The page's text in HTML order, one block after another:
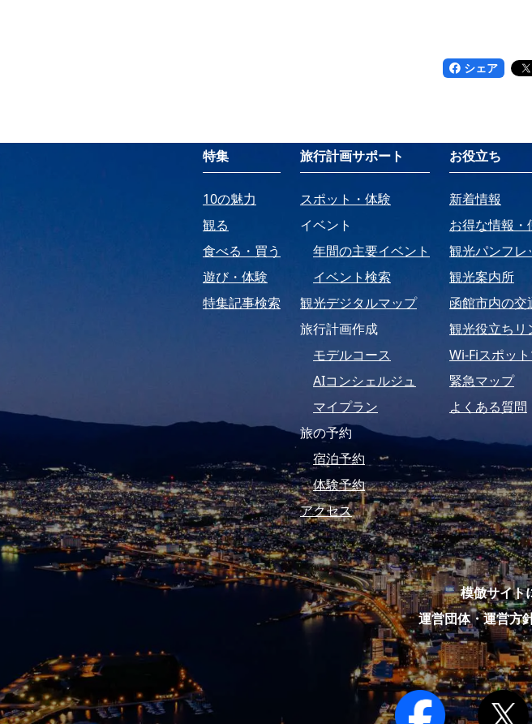
シェア
特集
10の魅力
観る
食べる・買う
遊び・体験
特集記事検索
旅行計画サポート
スポット・体験
イベント
年間の主要イベント
イベント検索
観光デジタルマップ
旅行計画作成
モデルコース
AIコンシェルジュ
マイプラン
旅の予約
宿泊予約
体験予約
アクセス
お役立ち
新着情報
お得な情報・
観光パンフレ
観光案内所
函館市内の交
観光役立ちリ
Wi-Fiスポッ
緊急マップ
よくある質問
模倣サイト
運営団体・運営方